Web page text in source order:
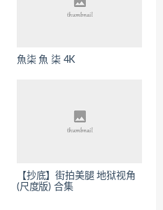
魚柒 魚 柒 4K
【抄底】街拍美腿 地狱视角
(尺度版) 合集